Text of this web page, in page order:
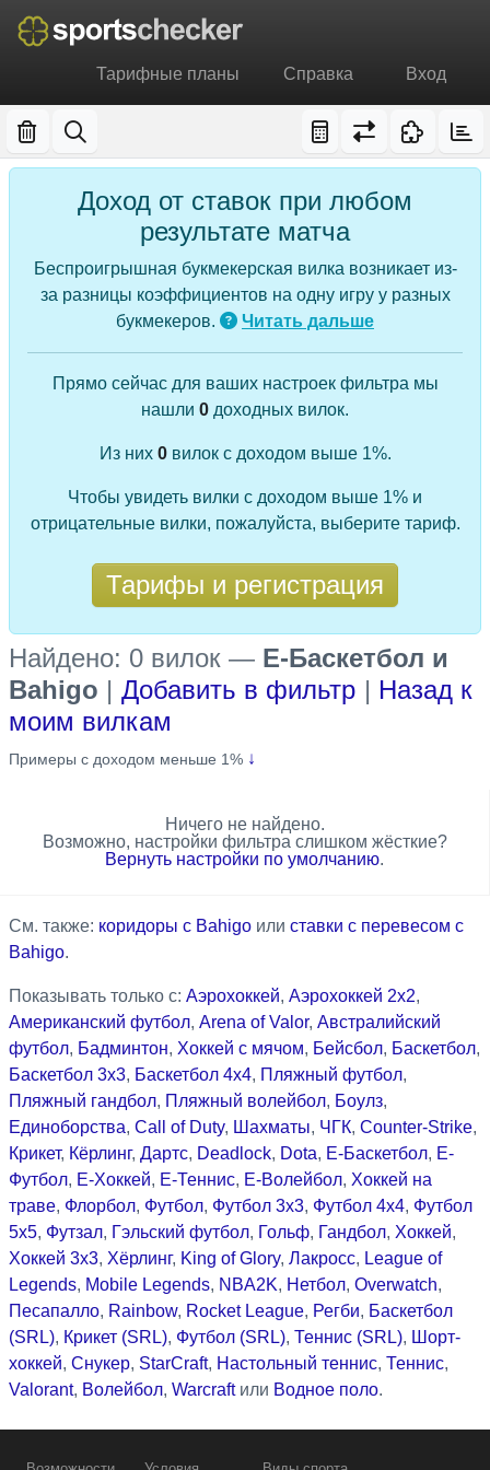
Тарифные планы Справка Вход
Доход от ставок при любом
результате матча
Беспроигрышная букмекерская вилка возникает из-
за разницы коэффициентов на одну игру у разных
букмекеров.
Читать дальше
Прямо сейчас для ваших настроек фильтра мы
нашли 0 доходных вилок.
Из них 0вилок с доходом выше 1%.
Чтобы увидеть вилки с доходом выше 1% и
отрицательные вилки, пожалуйста, выберите тариф.
Тарифы и регистрация
Найдено: 0 вилок — Е-Баскетбол и
Bahigo | Добавить в фильтр | Назад к
моим вилкам
Примеры с доходом меньше 1% ↓
Ничего не найдено.
Возможно, настройки фильтра слишком жёсткие?
Вернуть настройки по умолчанию.
См. также: коридоры с Bahigo или ставки с перевесом с
Bahigo.
Показывать только с: Аэрохоккей, Аэрохоккей 2x2,
Американский футбол, Arena of Valor, Австралийский
футбол, Бадминтон, Хоккей с мячом, Бейсбол, Баскетбол,
Баскетбол 3x3, Баскетбол 4x4, Пляжный футбол,
Пляжный гандбол, Пляжный волейбол, Боулз,
Единоборства, Call of Duty, Шахматы, ЧГК, Counter-Strike,
Крикет, Кёрлинг, Дартс, Deadlock, Dota, Е-Баскетбол, Е-
Футбол, Е-Хоккей, Е-Теннис, Е-Волейбол, Хоккей на
траве, Флорбол, Футбол, Футбол 3x3, Футбол 4x4, Футбол
5x5, Футзал, Гэльский футбол, Гольф, Гандбол, Хоккей,
Хоккей 3x3, Хёрлинг, King of Glory, Лакросс, League of
Legends, Mobile Legends, NBA2K, Нетбол, Overwatch,
Песапалло, Rainbow, Rocket League, Регби, Баскетбол
(SRL), Крикет (SRL), Футбол (SRL), Теннис (SRL), Шорт-
хоккей, Снукер, StarCraft, Настольный теннис, Теннис,
Valorant, Волейбол, Warcraftили Водное поло.